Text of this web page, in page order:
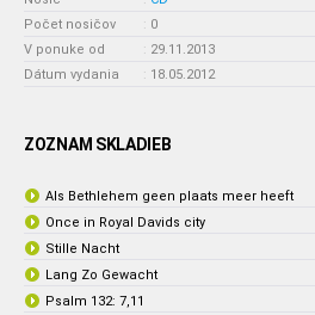
Počet nosičov
: 0
V ponuke od
: 29.11.2013
Dátum vydania
: 18.05.2012
ZOZNAM SKLADIEB
Als Bethlehem geen plaats meer heeft
Once in Royal Davids city
Stille Nacht
Lang Zo Gewacht
Psalm 132: 7,11